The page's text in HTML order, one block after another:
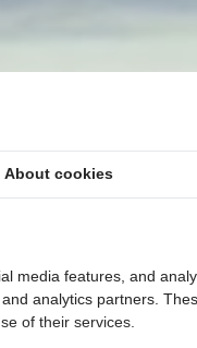
About cookies
media features, and
analytics partners.
of their services.